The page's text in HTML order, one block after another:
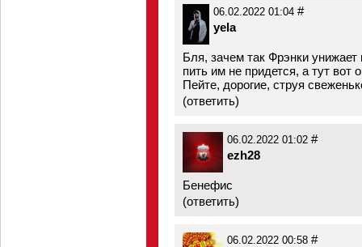
06.02.2022 01:04 #
yela
Бля, зачем так Фрэнки
пить им не придется, а тут вот
Пейте, дорогие, струя
(ответить)
06.02.2022 01:02 #
ezh28
Бенефис
(ответить)
06.02.2022 00:58 #